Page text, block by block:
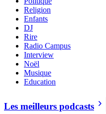
Religion
Enfants
DJ
Rire
Radio Campus
Interview
Noël
Musique
Education
Les meilleurs podcasts